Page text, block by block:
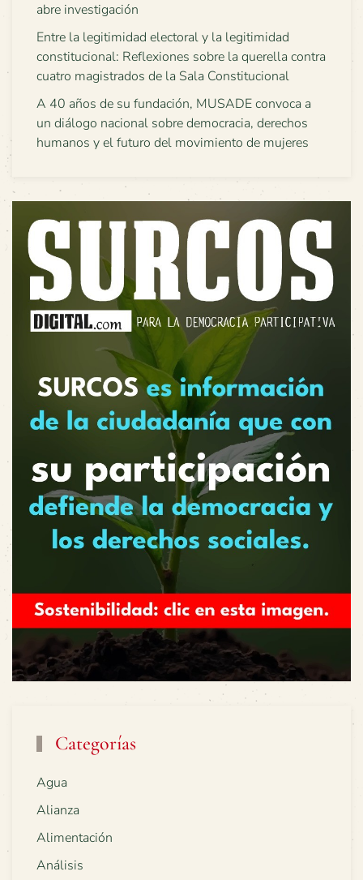
abre investigación
Entre la legitimidad electoral y la legitimidad
constitucional: Reflexiones sobre la querella contra
cuatro magistrados de la Sala Constitucional
A 40 años de su fundación, MUSADE convoca a
un diálogo nacional sobre democracia, derechos
humanos y el futuro del movimiento de mujeres
Categorías
Agua
Alianza
Alimentación
Análisis